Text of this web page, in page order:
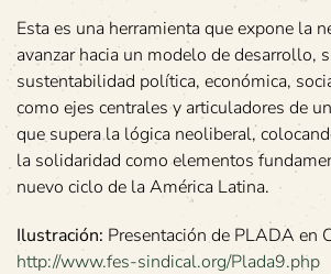
Esta es una herramienta que expone la
avanzar hacia un modelo de desarrollo,
sustentabilidad política, económica,
como ejes centrales y articuladores de
que supera la lógica neoliberal,
la solidaridad como elementos
nuevo ciclo de la América Latina.
Ilustración: Presentación de PLADA en
http://www.fes-sindical.org/Plada9.php